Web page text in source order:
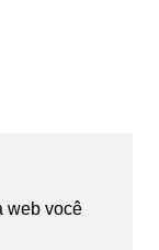
web você